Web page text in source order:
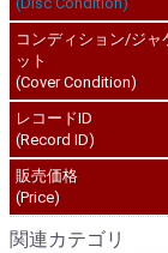
コンディション/ジャ
ット
(Cover Condition)
レコードID
(Record ID)
販売価格
(Price)
関連カテゴリ